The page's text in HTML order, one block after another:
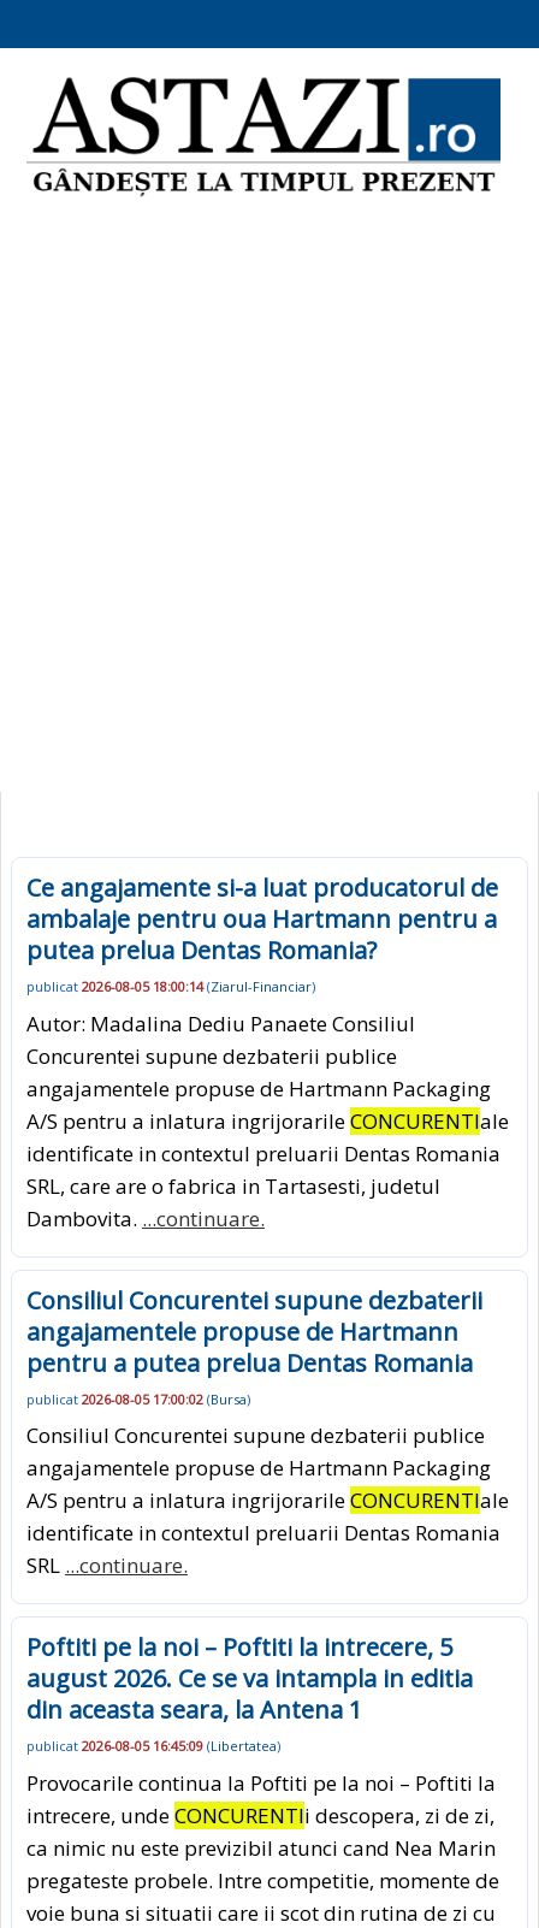
Ce angajamente si-a luat producatorul de
ambalaje pentru oua Hartmann pentru a
putea prelua Dentas Romania?
publicat 2026-08-05 18:00:14(Ziarul-Financiar)
Autor: Madalina Dediu Panaete Consiliul
Concurentei supune dezbaterii publice
angajamentele propuse de Hartmann Packaging
A/S pentru a inlatura ingrijorarileCONCURENTIale
identificate in contextul preluarii Dentas Romania
SRL, care are o fabrica in Tartasesti, judetul
Dambovita. ...continuare.
Consiliul Concurentei supune dezbaterii
angajamentele propuse de Hartmann
pentru a putea prelua Dentas Romania
publicat 2026-08-05 17:00:02 (Bursa)
Consiliul Concurentei supune dezbaterii publice
angajamentele propuse de Hartmann Packaging
A/S pentru a inlatura ingrijorarileCONCURENTIale
identificate in contextul preluarii Dentas Romania
SRL ...continuare.
Poftiti pe la noi – Poftiti la intrecere, 5
august 2026. Ce se va intampla in editia
din aceasta seara, la Antena 1
publicat 2026-08-05 16:45:09 (Libertatea)
Provocarile continua la Poftiti pe la noi – Poftiti la
intrecere, undeCONCURENTIi descopera, zi de zi,
ca nimic nu este previzibil atunci cand Nea Marin
pregateste probele. Intre competitie, momente de
voie buna si situatii care ii scot din rutina de zi cu